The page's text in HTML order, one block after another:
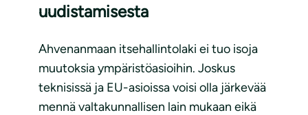
uudistamisesta
Ahvenanmaan itsehallintolaki ei tuo isoja
muutoksia ympäristöasioihin. Joskus
teknisissä ja EU-asioissa voisi olla järkevää
mennä valtakunnallisen lain mukaan eikä